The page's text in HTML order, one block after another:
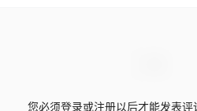
您必须登录或注册以后才能发表评